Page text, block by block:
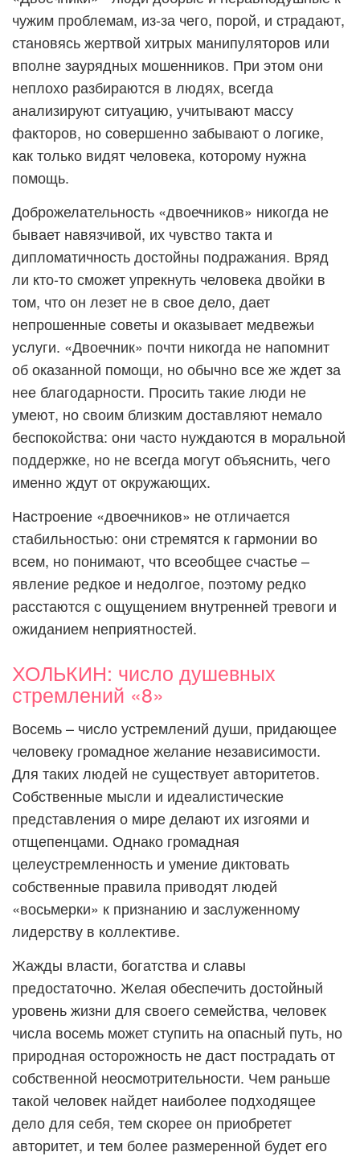
чужим проблемам, из-за чего, порой, и страдают,
становясь жертвой хитрых манипуляторов или
вполне заурядных мошенников. При этом они
неплохо разбираются в людях, всегда
анализируют ситуацию, учитывают массу
факторов, но совершенно забывают о логике,
как только видят человека, которому нужна
помощь.
Доброжелательность «двоечников» никогда не
бывает навязчивой, их чувство такта и
дипломатичность достойны подражания. Вряд
ли кто-то сможет упрекнуть человека двойки в
том, что он лезет не в свое дело, дает
непрошенные советы и оказывает медвежьи
услуги. «Двоечник» почти никогда не напомнит
об оказанной помощи, но обычно все же ждет за
нее благодарности. Просить такие люди не
умеют, но своим близким доставляют немало
беспокойства: они часто нуждаются в моральной
поддержке, но не всегда могут объяснить, чего
именно ждут от окружающих.
Настроение «двоечников» не отличается
стабильностью: они стремятся к гармонии во
всем, но понимают, что всеобщее счастье –
явление редкое и недолгое, поэтому редко
расстаются с ощущением внутренней тревоги и
ожиданием неприятностей.
ХОЛЬКИН: число душевных
стремлений «8»
Восемь – число устремлений души, придающее
человеку громадное желание независимости.
Для таких людей не существует авторитетов.
Собственные мысли и идеалистические
представления о мире делают их изгоями и
отщепенцами. Однако громадная
целеустремленность и умение диктовать
собственные правила приводят людей
«восьмерки» к признанию и заслуженному
лидерству в коллективе.
Жажды власти, богатства и славы
предостаточно. Желая обеспечить достойный
уровень жизни для своего семейства, человек
числа восемь может ступить на опасный путь, но
природная осторожность не даст пострадать от
собственной неосмотрительности. Чем раньше
такой человек найдет наиболее подходящее
дело для себя, тем скорее он приобретет
авторитет, и тем более размеренной будет его